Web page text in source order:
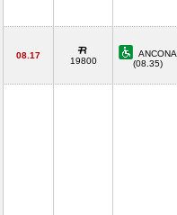
08.17
19800
ANCONA
(08.35)